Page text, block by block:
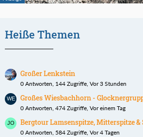
Heiße Themen
Großer Lenkstein
0 Antworten, 144 Zugriffe, Vor 3 Stunden
Großes Wiesbachhorn -
0 Antworten, 474 Zugriffe, Vor einem Tag
Bergtour Lamsenspitze, Mitterspitze
0 Antworten, 584 Zugriffe, Vor 4 Tagen